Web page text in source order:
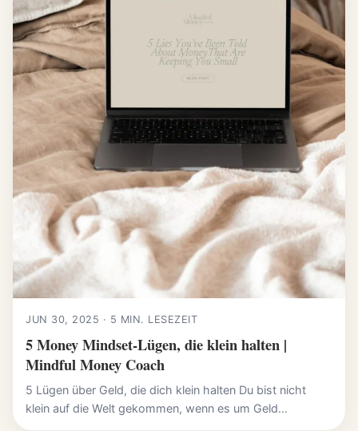
JUN 30, 2025 · 5 MIN. LESEZEIT
5 Money Mindset-Lügen, die klein halten |
Mindful Money Coach
5 Lügen über Geld, die dich klein halten Du bist nicht
klein auf die Welt gekommen, wenn es um Geld...